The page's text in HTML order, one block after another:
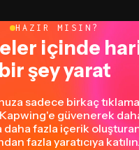
HAZIR MISIN?
içinde
bir şey yarat
sadece birkaç
Kapwing'e güvenerek
daha fazla içerik
fazla yaratıcıya katılın.